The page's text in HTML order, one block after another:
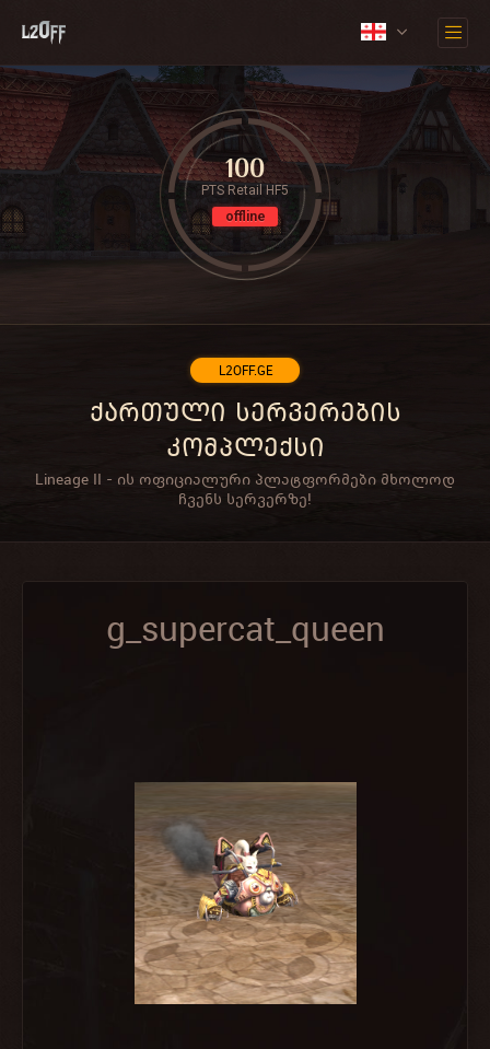
L2OFF.GE
ქართული სერვერების
კომპლექსი
Lineage II - ის ოფიციალური პლატფორმები მხოლოდ
ჩვენს სერვერზე!
100
PTS Retail HF5
offline
g_supercat_queen